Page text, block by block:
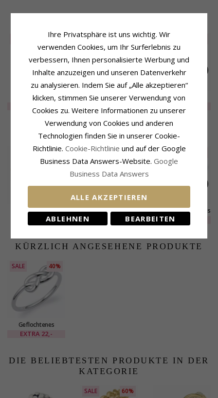
60%
Ring aus
Sterlingsilber mit
rosa beschichtetem
Silber mit Silber mit
Silber
42,-
SALE 80%
Polierter Ring aus
EXTRA
SALE
Ring aus Silber
KUNDEN KAUFTEN AUCH
14 mm Marguerite
Ring aus
vergoldetem
Matilda
CHANTI Preis 78,-
SALE 20%
Herz Ring aus
rhodiniertes Silber
Sterlingsilber
SALE
Simple Rings Ring aus
EXTRA
KÜRZLICH ANGESEHENE PRODUKTE
SALE 40%
Geflochtenes
fingerringe aus silber
EXTRA 22,-
DIE BELIEBTESTEN PRODUKTE IN DER
KATEGORIE
SALE 60%
Ihre Privatsphäre ist uns wichtig. Wir
verwenden Cookies, um Ihr Surferlebnis zu
verbessern, Ihnen personalisierte Werbung und
Inhalte anzuzeigen und unseren Datenverkehr
zu analysieren. Indem Sie auf „Alle akzeptieren“
klicken, stimmen Sie unserer Verwendung von
Cookies zu. Weitere Informationen zu unserer
Verwendung von Cookies und anderen
Technologien finden Sie in unserer Cookie-
Richtlinie. Cookie-Richtlinie und auf der Google
Business Data Answers-Website. Google
Business Data Answers
ALLE AKZEPTIEREN
ABLEHNEN BEARBEITEN